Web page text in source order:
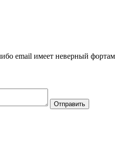
email имеет неверный фортам
Отправить